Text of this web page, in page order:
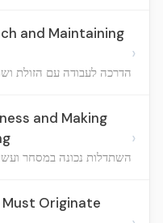
and Maintaining
הדרכה לעבודה עם הזולת
›
and Making
השתדלות נכונה במסחר
›
Originate